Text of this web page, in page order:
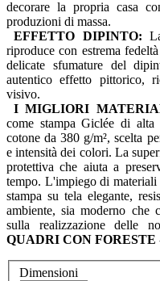
decorare la propria casa
produzioni di massa.
EFFETTO DIPINTO:
riproduce con estrema
delicate sfumature del
autentico effetto pittorico,
visivo.
I MIGLIORI
come stampa Giclée di
cotone da 380 g/m², scelta
e intensità dei colori. La
protettiva che aiuta a
tempo. L'impiego di materiali
stampa su tela elegante,
ambiente, sia moderno che
sulla realizzazione delle
QUADRI CON FORESTE
Dimensioni